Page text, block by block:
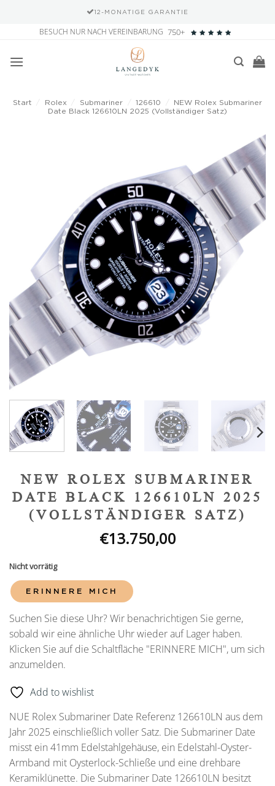
12-MONATIGE GARANTIE
springen
BESUCH NUR NACH VEREINBARUNG 750+
Start Rolex Submariner 126610
NEW Rolex Submariner
Date Black 126610LN 2025 (Vollständiger Satz)
Add to
wishlist
NEW ROLEX SUBMARINER
DATE BLACK 126610LN 2025
(VOLLSTÄNDIGER SATZ)
€13.750,00
Nicht vorrätig
ERINNERE MICH
Suchen Sie diese Uhr? Wir benachrichtigen Sie gerne,
sobald wir eine ähnliche Uhr wieder auf Lager haben.
Klicken Sie auf die Schaltfläche "ERINNERE MICH", um sich
anzumelden.
Add to wishlist
NUE Rolex Submariner Date Referenz 126610LN aus dem
Jahr 2025 einschließlich voller Satz. Die Submariner Date
misst ein 41mm Edelstahlgehäuse, ein Edelstahl-Oyster-
Armband mit Oysterlock-Schließe und eine drehbare
Keramiklünette. Die Submariner Date 126610LN besitzt